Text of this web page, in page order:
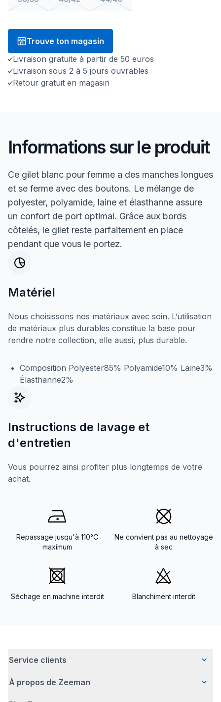
Trouve ton magasin
Livraison gratuite à partir de 50 euros
Livraison sous 2 à 5 jours ouvrables
Retour gratuit en magasin
Informations sur le produit
Ce gilet blanc pour femme a des manches longues
et se ferme avec des boutons. Le mélange de
polyester, polyamide, laine et élasthanne assure
un confort de port optimal. Grâce aux bords
côtelés, le gilet reste parfaitement en place
pendant que vous le portez.
Matériel
Nous choisissons nos matériaux avec soin. L’utilisation
de matériaux plus durables constitue la base pour
rendre notre collection, elle aussi, plus durable.
Composition Polyester85% Polyamide10% Laine3%
Élasthanne2%
Instructions de lavage et
d'entretien
Vous pourrez ainsi profiter plus longtemps de votre
achat.
Repassage jusqu'à 110°C
maximum
Ne convient pas au nettoyage
à sec
Séchage en machine interdit Blanchiment interdit
Service clients
Questions fréquentes
À propos de Zeeman